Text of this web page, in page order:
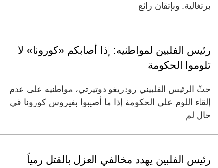
برتغالية. وبإتقان رائع
رئيس الفلبين لمواطنيه: إذا أصابكم «كورونا» لا
تلوموا الحكومة
حثّ الرئيس الفلبيني رودريغو دوتيرتي، مواطنيه على عدم
إلقاء اللوم على الحكومة إذا ما أصيبوا بفيروس كورونا في
حال لم
رئيس الفلبين يهدد مخالفي العزل بالقتل رمياً